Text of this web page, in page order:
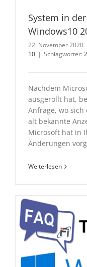
System in
Windows10
22. November 2020
10 | Schlagwörter:
Nachdem
ausgerollt hat,
Anfrage, wo
alt bekannte
Microsoft hat in
Änderungen
Weiterlesen